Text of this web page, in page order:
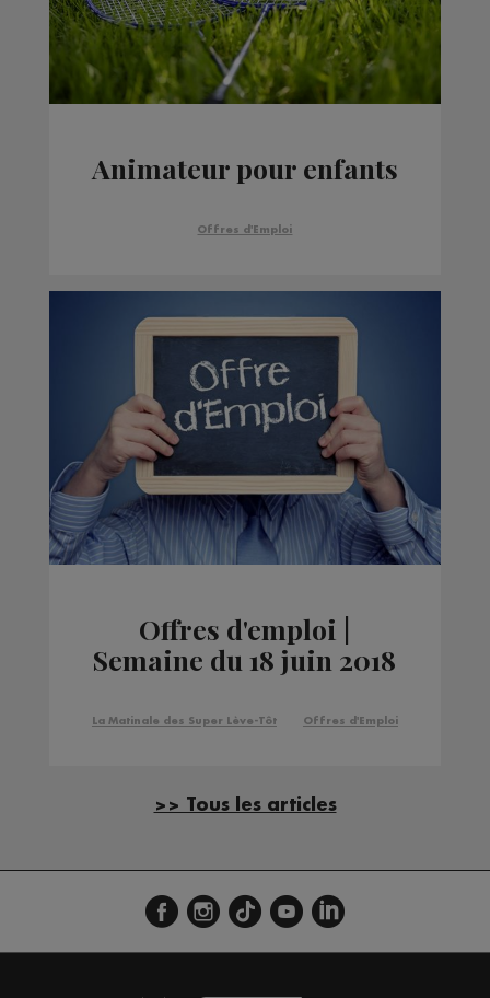
Animateur pour enfants
Offres d'Emploi
Offres d'emploi |
Semaine du 18 juin 2018
La Matinale des Super Lève-Tôt Offres d'Emploi
>> Tous les articles